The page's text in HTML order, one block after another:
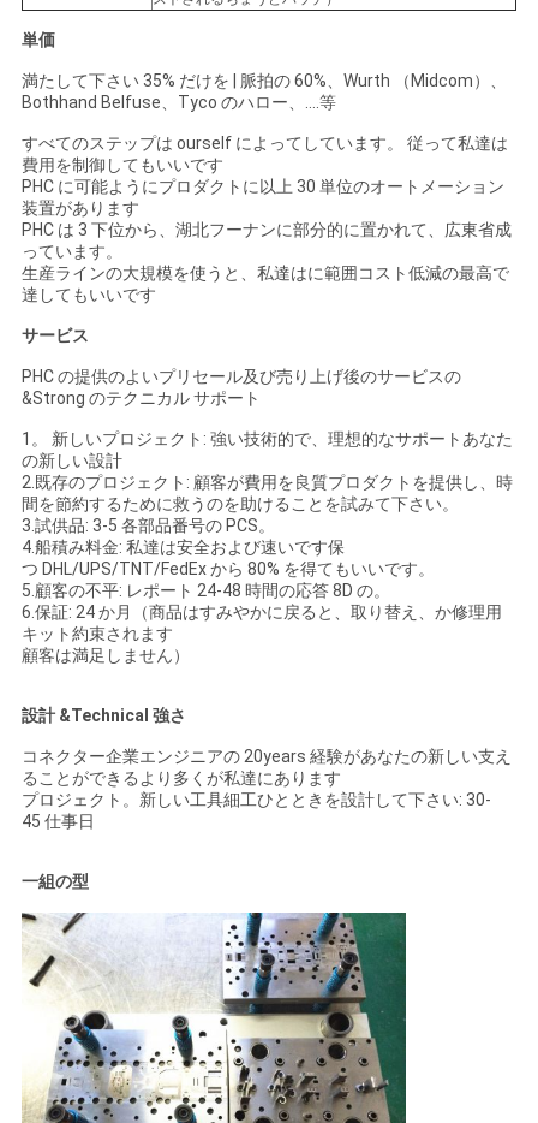
単価
満たして下さい 35% だけを | 脈拍の 60%、Wurth （Midcom）、
Bothhand Belfuse、Tyco のハロー、….等
すべてのステップは ourself によってしています。 従って私達は
費用を制御してもいいです
PHC に可能ようにプロダクトに以上 30 単位のオートメーション
装置があります
PHC は 3 下位から、湖北フーナンに部分的に置かれて、広東省成
っています。
生産ラインの大規模を使うと、私達はに範囲コスト低減の最高で
達してもいいです
サービス
PHC の提供のよいプリセール及び売り上げ後のサービスの
&Strong のテクニカル サポート
1。 新しいプロジェクト: 強い技術的で、理想的なサポートあなた
の新しい設計
2.既存のプロジェクト: 顧客が費用を良質プロダクトを提供し、時
間を節約するために救うのを助けることを試みて下さい。
3.試供品: 3-5 各部品番号の PCS。
4.船積み料金: 私達は安全および速いです保
つ DHL/UPS/TNT/FedEx から 80% を得てもいいです。
5.顧客の不平: レポート 24-48 時間の応答 8D の。
6.保証: 24 か月（商品はすみやかに戻ると、取り替え、か修理用
キット約束されます
顧客は満足しません）
設計 &Technical 強さ
コネクター企業エンジニアの 20years 経験があなたの新しい支え
ることができるより多くが私達にあります
プロジェクト。新しい工具細工ひとときを設計して下さい: 30-
45 仕事日
一組の型